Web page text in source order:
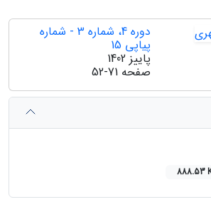
دوره 4، شماره 3 - شماره
پیاپی 15
پاییز 1402
صفحه 52-71
888.53